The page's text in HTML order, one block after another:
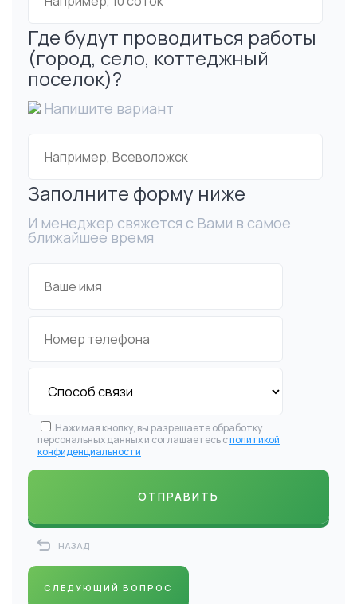
Где будут проводиться работы
(город, село, коттеджный
поселок)?
Напишите вариант
Заполните форму ниже
И менеджер свяжется с Вами в самое
ближайшее время
Нажимая кнопку, вы разрешаете обработку
персональных данных и соглашаетесь сполитикой
конфиденциальности
НАЗАД
СЛЕДУЮЩИЙ ВОПРОС